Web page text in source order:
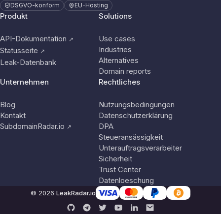
DSGVO-konform EU-Hosting
Produkt
API-Dokumentation ↗
Statusseite ↗
Leak-Datenbank
Solutions
Use cases
Industries
Alternatives
Domain reports
Unternehmen
Blog
Kontakt
SubdomainRadar.io ↗
Rechtliches
Nutzungsbedingungen
Datenschutzerklärung
DPA
Steueransässigkeit
Unterauftragsverarbeiter
Sicherheit
Trust Center
Datenloeschung
© 2026 LeakRadar.io